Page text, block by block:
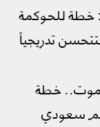
خطة للحوكمة
تدريجياً
خطة
سعودي